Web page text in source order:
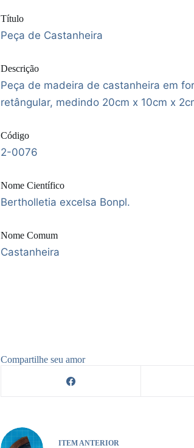
Título
Peça de Castanheira
Descrição
Peça de madeira de castanheira em
retângular, medindo 20cm x 10cm x
Código
2-0076
Nome Científico
Bertholletia excelsa Bonpl.
Nome Comum
Castanheira
Compartilhe seu amor
ITEM ANTERIOR